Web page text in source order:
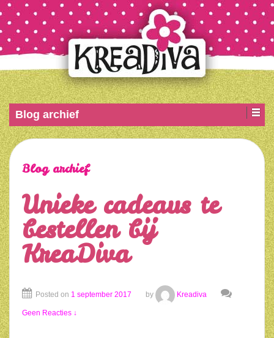
Blog archief
Blog archief
Unieke cadeaus te
bestellen bij
KreaDiva
Posted on 1 september 2017 by Kreadiva
Geen Reacties ↓